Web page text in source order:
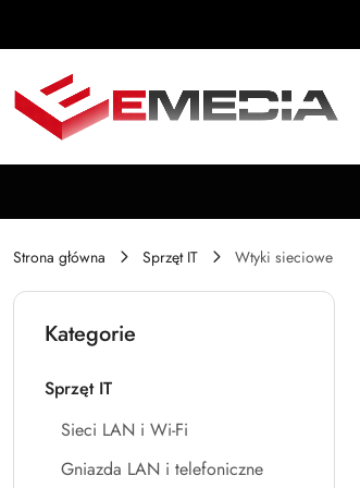
Strona główna Sprzęt IT Wtyki sieciowe
Kategorie
Sprzęt IT
Sieci LAN i Wi-Fi
Gniazda LAN i telefoniczne